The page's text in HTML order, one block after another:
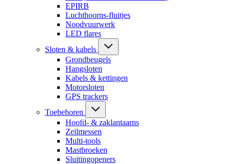
EPIRB
Luchthoorns-fluitjes
Noodvuurwerk
LED flares
Sloten & kabels
Grondbeugels
Hangsloten
Kabels & kettingen
Motorsloten
GPS trackers
Toebehoren
Hoofd- & zaklantaarns
Zeilmessen
Multi-tools
Mastbroeken
Sluitingopeners